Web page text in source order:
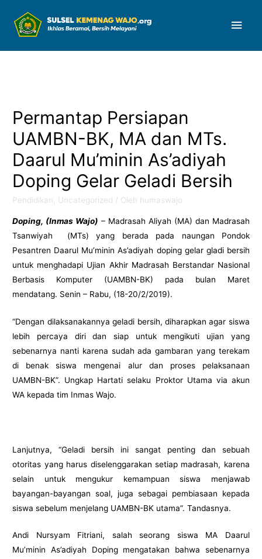
Permantap Persiapan
UAMBN-BK, MA dan MTs.
Daarul Mu’minin As’adiyah
Doping Gelar Geladi Bersih
Pendidikan Uncategorized / Oleh humaswajo
Doping, (Inmas Wajo) – Madrasah Aliyah (MA) dan Madrasah
Tsanwiyah (MTs) yang berada pada naungan Pondok
Pesantren Daarul Mu’minin As’adiyah doping gelar gladi bersih
untuk menghadapi Ujian Akhir Madrasah Berstandar Nasional
Berbasis Komputer (UAMBN-BK) pada bulan Maret
mendatang. Senin – Rabu, (18-20/2/2019).
“Dengan dilaksanakannya geladi bersih, diharapkan agar siswa
lebih percaya diri dan siap untuk mengikuti ujian yang
sebenarnya nanti karena sudah ada gambaran yang terekam
di benak siswa mengenai alur dan proses pelaksanaan
UAMBN-BK”. Ungkap Hartati selaku Proktor Utama via akun
WA kepada tim Inmas Wajo.
Lanjutnya, “Geladi bersih ini sangat penting dan sebuah
otoritas yang harus diselenggarakan setiap madrasah, karena
selain untuk mengukur kemampuan siswa menjawab
bayangan-bayangan soal, juga sebagai pembiasaan kepada
siswa sebelum menjelang UAMBN-BK utama”. Tandasnya.
Andi Nursyam Fitriani, salah seorang siswa MA Daarul
Mu’minin As’adiyah Doping mengatakan bahwa sebenarnya